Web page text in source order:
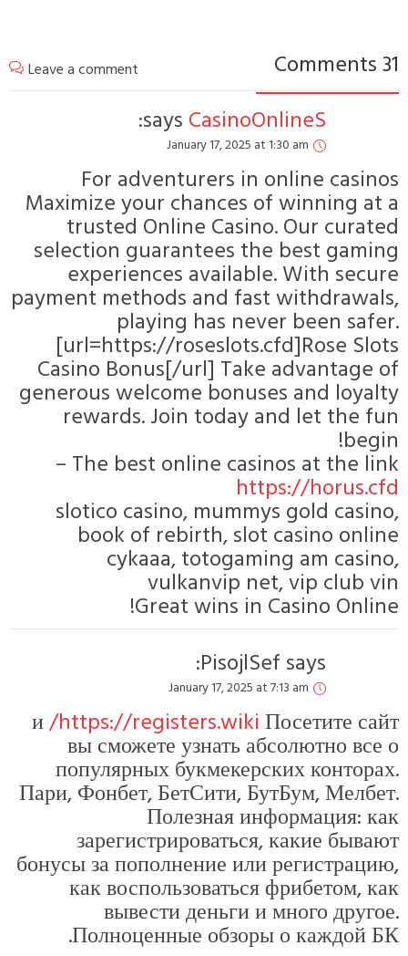
31 Comments
Leave a comment
CasinoOnlineS
says:
January 17, 2025 at 1:30 am
For adventurers in online casinos
Maximize your chances of winning at a
trusted Online Casino. Our curated
selection guarantees the best gaming
experiences available. With secure
payment methods and fast withdrawals,
playing has never been safer.
[url=https://roseslots.cfd]Rose Slots
Casino Bonus[/url] Take advantage of
generous welcome bonuses and loyalty
rewards. Join today and let the fun
begin!
The best online casinos at the link –
https://horus.cfd
slotico casino, mummys gold casino,
book of rebirth, slot casino online
cykaaa, totogaming am casino,
vulkanvip net, vip club vin
Great wins in Casino Online!
PisojlSef says:
January 17, 2025 at 7:13 am
Посетите сайт
https://registers.wiki/
и
вы сможете узнать абсолютно все о
популярных букмекерских конторах.
Пари, Фонбет, БетСити, БутБум, Мелбет.
Полезная информация: как
зарегистрироваться, какие бывают
бонусы за пополнение или регистрацию,
как воспользоваться фрибетом, как
вывести деньги и много другое.
Полноценные обзоры о каждой БК.